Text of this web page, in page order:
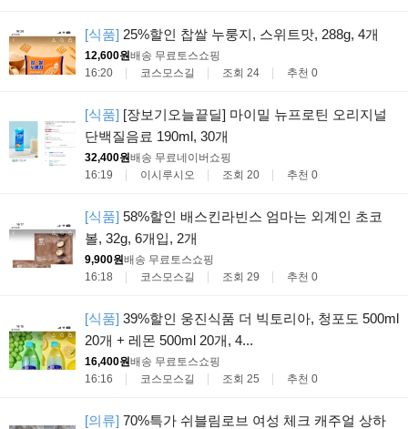
[식품] 25%할인 찹쌀 누룽지, 스위트맛, 288g, 4개
12,600원배송 무료토스쇼핑
16:20
코스모스길 조회 24 추천 0
[식품] [장보기오늘끝딜] 마이밀 뉴프로틴 오리지널
단백질음료 190ml, 30개
32,400원배송 무료네이버쇼핑
16:19
이시루시오 조회 20 추천 0
[식품] 58%할인 배스킨라빈스 엄마는 외계인 초코
볼, 32g, 6개입, 2개
9,900원배송 무료토스쇼핑
16:18
코스모스길 조회 29 추천 0
[식품] 39%할인 웅진식품 더 빅토리아, 청포도 500ml
20개 + 레몬 500ml 20개, 4...
16,400원배송 무료토스쇼핑
16:16
코스모스길 조회 25 추천 0
[의류] 70%특가 쉬블림로브 여성 체크 캐주얼 상하